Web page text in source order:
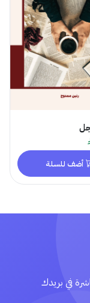
أضف للسلة
في بريدك